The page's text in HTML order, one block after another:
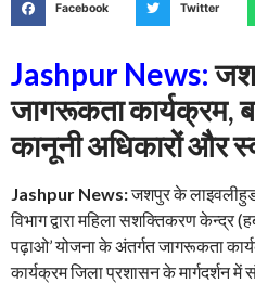
Facebook Twitter
Jashpur News:
जागरूकता कार्यक्रम,
कानूनी अधिकारों और
Jashpur News:जशपुर के
विभाग द्वारा महिला सशक्तिकरण केन्द्र
पढ़ाओ’ योजना के अंतर्गत जागरूकता
कार्यक्रम जिला प्रशासन के मार्गदर्शन में